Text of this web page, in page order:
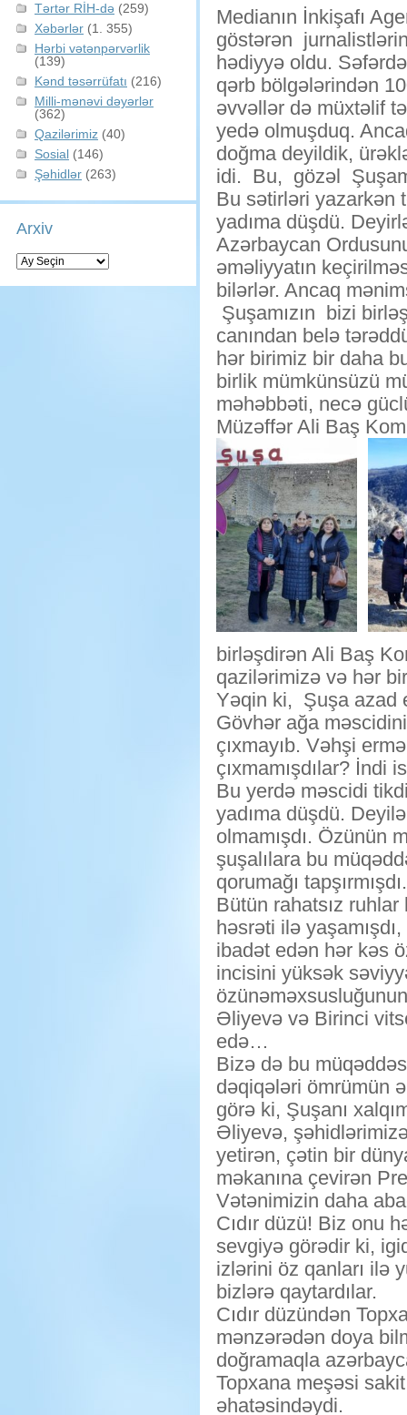
Tərtər RİH-də (259)
Xəbərlər (1. 355)
Hərbi vətənpərvərlik
(139)
Kənd təsərrüfatı (216)
Milli-mənəvi dəyərlər
(362)
Qazilərimiz (40)
Sosial (146)
Şəhidlər (263)
Arxiv
Arxiv
Medianın İnkişafı
göstərən
hədiyyə oldu.
qərb bölgələrindən
əvvəllər də müxtəlif
yedə olmuşduq.
doğma deyildik,
idi. Bu, gözəl
Bu sətirləri yazarkən
yadıma düşdü.
Azərbaycan
əməliyyatın
bilərlər. Ancaq
Şuşamızın bizi
canından belə
hər birimiz bir daha
birlik mümkünsüzü
məhəbbəti, necə
Müzəffər Ali Baş
birləşdirən Ali Baş
qazilərimizə və hər
Yəqin ki, Şuşa azad
Gövhər ağa
çıxmayıb. Vəhşi
çıxmamışdılar?
Bu yerdə məscidi
yadıma düşdü.
olmamışdı. Özünün
şuşalılara bu
qorumağı tapşırmışdı.
Bütün rahatsız
həsrəti ilə yaşamışdı,
ibadət edən hər kəs
incisini yüksək
Əliyevə və Birinci
edə…
Bizə də bu
dəqiqələri ömrümün
görə ki, Şuşanı
Əliyevə,
yetirən, çətin bir
məkanına çevirən
Vətənimizin daha
Cıdır düzü! Biz onu
sevgiyə görədir ki,
izlərini öz qanları ilə
bizlərə qaytardılar.
Cıdır düzündən
mənzərədən doya
doğramaqla
Topxana meşəsi
əhatəsindəydi.